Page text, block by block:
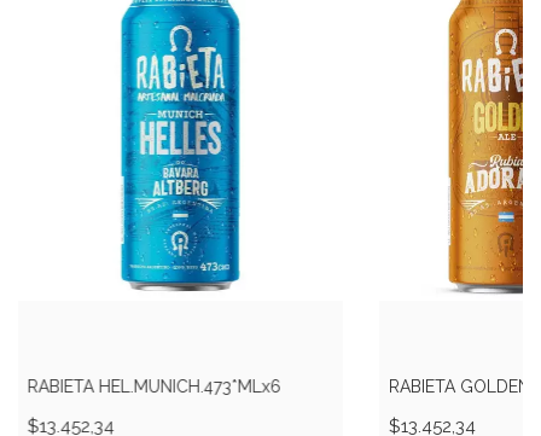
RABIETA HEL.MUNICH.473*MLx6
$13.452,34
RABIETA GOLDEN
$13.452,34